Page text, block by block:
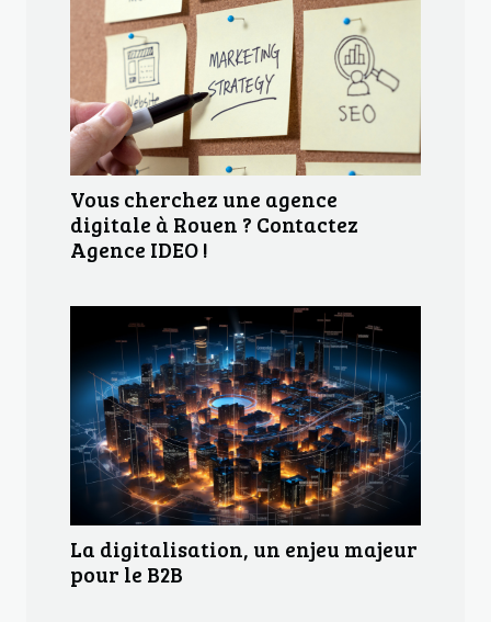
Vous cherchez une agence
digitale à Rouen ? Contactez
Agence IDEO !
La digitalisation, un enjeu majeur
pour le B2B